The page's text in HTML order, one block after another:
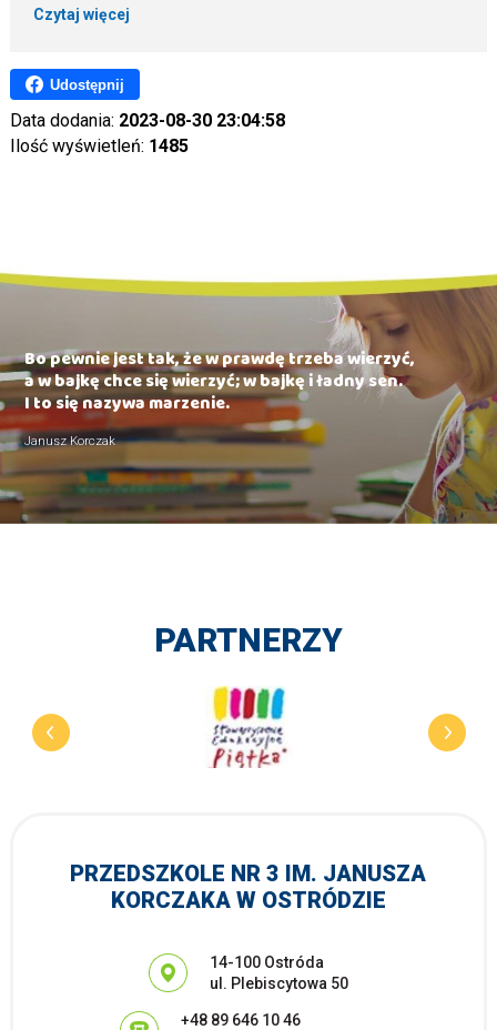
Czytaj więcej
Udostępnij
Data dodania: 2023-08-30 23:04:58
Ilość wyświetleń: 1485
Bo pewnie jest tak, że w prawdę trzeba wierzyć,
a w bajkę chce się wierzyć; w bajkę i ładny sen.
I to się nazywa marzenie.
Janusz Korczak
PARTNERZY
PRZEDSZKOLE NR 3 IM. JANUSZA
KORCZAKA W OSTRÓDZIE
Adres pocztowy:
14-100 Ostróda
ul. Plebiscytowa 50
+48 89 646 10 46